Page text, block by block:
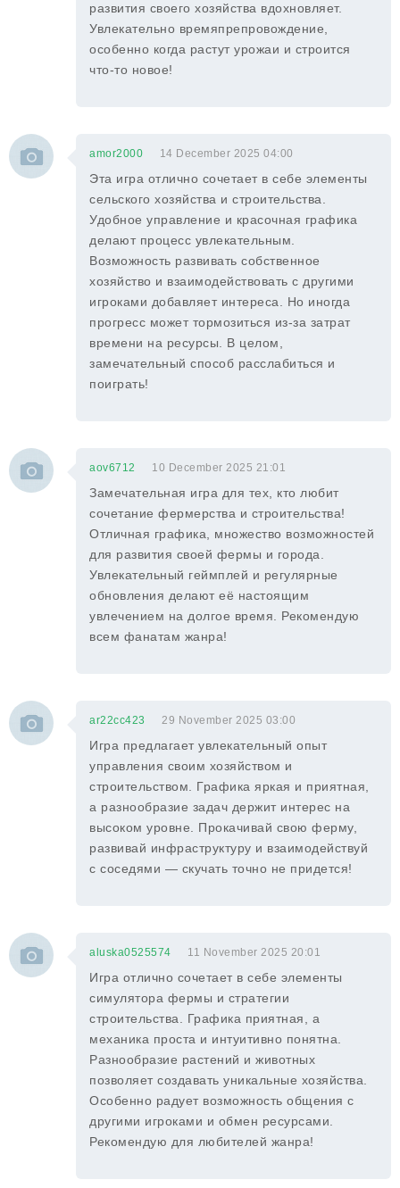
развития своего хозяйства вдохновляет.
Увлекательно времяпрепровождение,
особенно когда растут урожаи и строится
что-то новое!
amor2000 14 December 2025 04:00
Эта игра отлично сочетает в себе элементы
сельского хозяйства и строительства.
Удобное управление и красочная графика
делают процесс увлекательным.
Возможность развивать собственное
хозяйство и взаимодействовать с другими
игроками добавляет интереса. Но иногда
прогресс может тормозиться из-за затрат
времени на ресурсы. В целом,
замечательный способ расслабиться и
поиграть!
aov6712 10 December 2025 21:01
Замечательная игра для тех, кто любит
сочетание фермерства и строительства!
Отличная графика, множество возможностей
для развития своей фермы и города.
Увлекательный геймплей и регулярные
обновления делают её настоящим
увлечением на долгое время. Рекомендую
всем фанатам жанра!
ar22cc423 29 November 2025 03:00
Игра предлагает увлекательный опыт
управления своим хозяйством и
строительством. Графика яркая и приятная,
а разнообразие задач держит интерес на
высоком уровне. Прокачивай свою ферму,
развивай инфраструктуру и взаимодействуй
с соседями — скучать точно не придется!
aluska0525574 11 November 2025 20:01
Игра отлично сочетает в себе элементы
симулятора фермы и стратегии
строительства. Графика приятная, а
механика проста и интуитивно понятна.
Разнообразие растений и животных
позволяет создавать уникальные хозяйства.
Особенно радует возможность общения с
другими игроками и обмен ресурсами.
Рекомендую для любителей жанра!